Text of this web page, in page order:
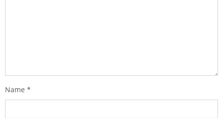
Name *